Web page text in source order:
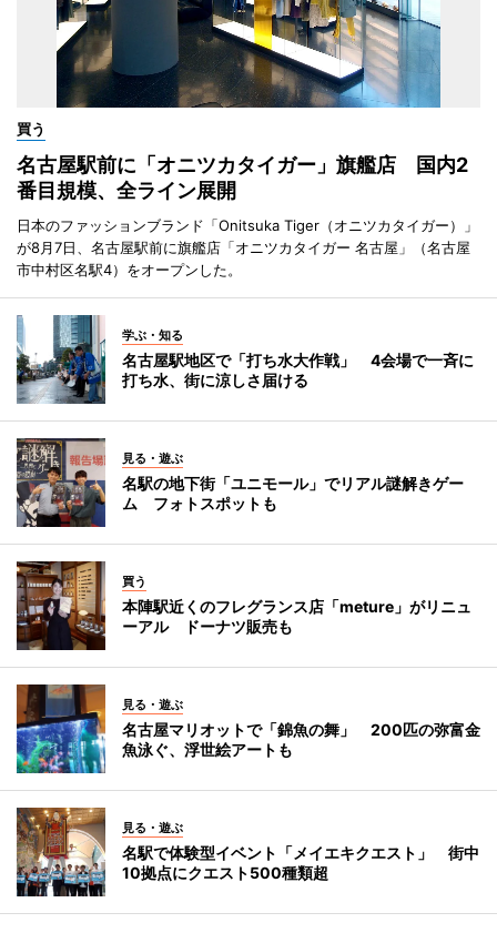
買う
名古屋駅前に「オニツカタイガー」旗艦店 国内2
番目規模、全ライン展開
日本のファッションブランド「Onitsuka Tiger（オニツカタイガー）」
が8月7日、名古屋駅前に旗艦店「オニツカタイガー 名古屋」（名古屋
市中村区名駅4）をオープンした。
学ぶ・知る
名古屋駅地区で「打ち水大作戦」 4会場で一斉に
打ち水、街に涼しさ届ける
見る・遊ぶ
名駅の地下街「ユニモール」でリアル謎解きゲー
ム フォトスポットも
買う
本陣駅近くのフレグランス店「meture」がリニュ
ーアル ドーナツ販売も
見る・遊ぶ
名古屋マリオットで「錦魚の舞」 200匹の弥富金
魚泳ぐ、浮世絵アートも
見る・遊ぶ
名駅で体験型イベント「メイエキクエスト」 街中
10拠点にクエスト500種類超